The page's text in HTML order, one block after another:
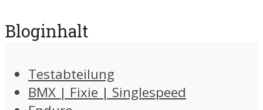
Bloginhalt
Testabteilung
BMX | Fixie | Singlespeed